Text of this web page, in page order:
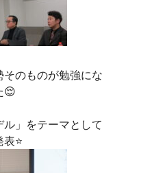
のものが勉強にな
😌
」をテーマとして
⭐